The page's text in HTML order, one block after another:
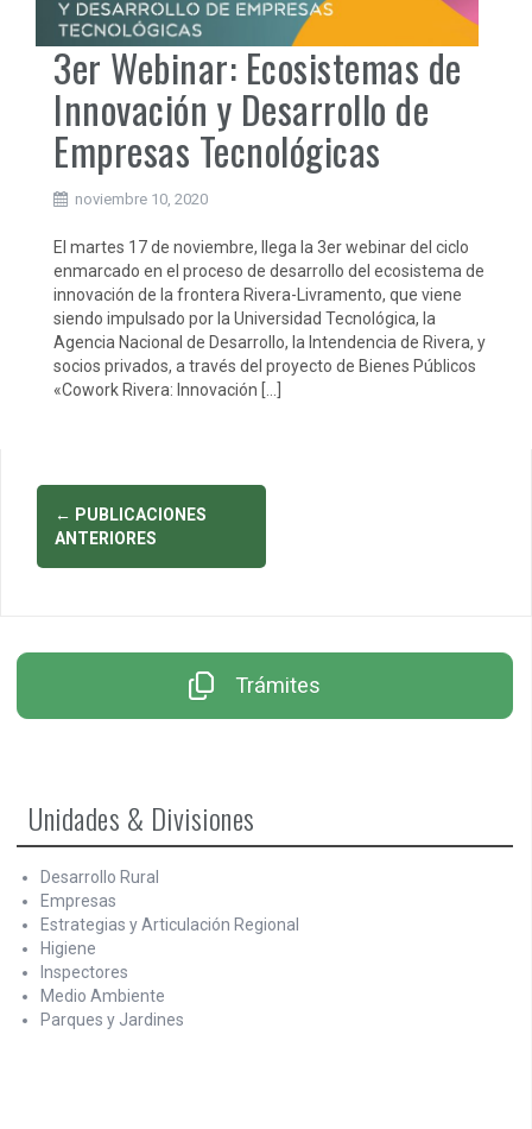
3er Webinar: Ecosistemas de
Innovación y Desarrollo de
Empresas Tecnológicas
noviembre 10, 2020
El martes 17 de noviembre, llega la 3er webinar del ciclo
enmarcado en el proceso de desarrollo del ecosistema de
innovación de la frontera Rivera-Livramento, que viene
siendo impulsado por la Universidad Tecnológica, la
Agencia Nacional de Desarrollo, la Intendencia de Rivera, y
socios privados, a través del proyecto de Bienes Públicos
«Cowork Rivera: Innovación […]
Ir
las
← PUBLICACIONES
ANTERIORES
Trámites
Unidades & Divisiones
Desarrollo Rural
Empresas
Estrategias y Articulación Regional
Higiene
Inspectores
Medio Ambiente
Parques y Jardines